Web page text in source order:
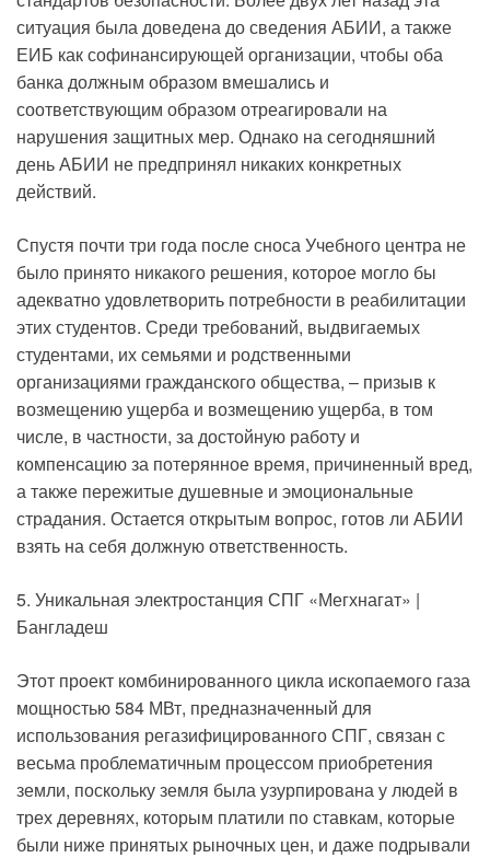
ситуация была доведена до сведения АБИИ, а также
ЕИБ как софинансирующей организации, чтобы оба
банка должным образом вмешались и
соответствующим образом отреагировали на
нарушения защитных мер. Однако на сегодняшний
день АБИИ не предпринял никаких конкретных
действий.
Спустя почти три года после сноса Учебного центра не
было принято никакого решения, которое могло бы
адекватно удовлетворить потребности в реабилитации
этих студентов. Среди требований, выдвигаемых
студентами, их семьями и родственными
организациями гражданского общества, – призыв к
возмещению ущерба и возмещению ущерба, в том
числе, в частности, за достойную работу и
компенсацию за потерянное время, причиненный вред,
а также пережитые душевные и эмоциональные
страдания. Остается открытым вопрос, готов ли АБИИ
взять на себя должную ответственность.
5. Уникальная электростанция СПГ «Мегхнагат» |
Бангладеш
Этот проект комбинированного цикла ископаемого газа
мощностью 584 МВт, предназначенный для
использования регазифицированного СПГ, связан с
весьма проблематичным процессом приобретения
земли, поскольку земля была узурпирована у людей в
трех деревнях, которым платили по ставкам, которые
были ниже принятых рыночных цен, и даже подрывали